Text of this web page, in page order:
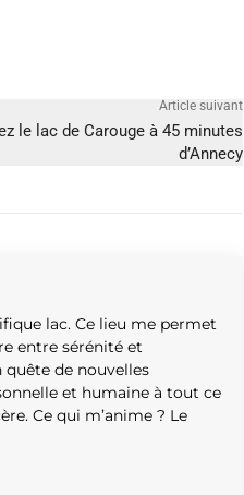
Article suivant
le lac de Carouge à 45 minutes
d’Annecy
lac. Ce lieu me permet
entre sérénité et
quête de nouvelles
et humaine à tout ce
Ce qui m’anime ? Le